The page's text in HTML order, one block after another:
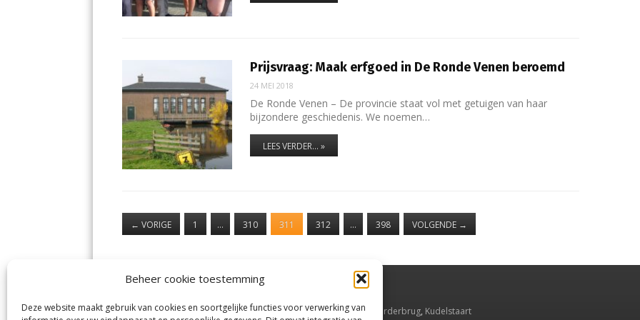
Beheer cookie toestemming
Deze website maakt gebruik van cookies en soortgelijke functies voor verwerking van
Prijsvraag: Maak erfgoed in De Ronde Venen beroemd
24 MEI 2018
De Ronde Venen – De provincie staat vol met getuigen van haar
bijzondere geschiedenis. We noemen…
LEES VERDER... »
← VORIGE 1 … 310 311 312 … 398 VOLGENDE →
De Nieuwe Meerbode
Aalsmeer,Aalsmeerderbrug, Kudelstaart